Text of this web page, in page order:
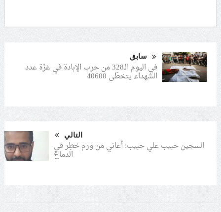
سابق
في اليوم الـ328 من حرب الإبادة في غزّة عدد
الشهداء يتخطّى 40600
التالي
السجين حبيب علي حبيب: أعاني من ورم خطِر في
الدماغ